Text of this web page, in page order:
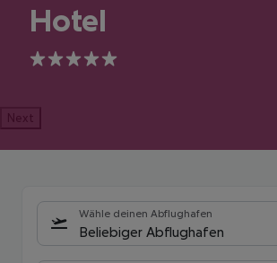
Hotel
5
Next
Wähle deinen Abflughafen
Beliebiger Abflughafen